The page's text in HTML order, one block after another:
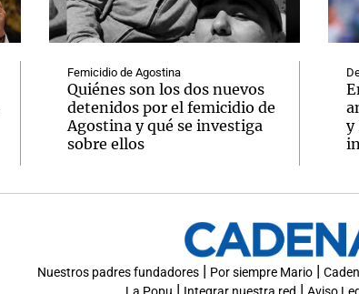
Femicidio de Agostina
Quiénes son los dos nuevos
detenidos por el femicidio de
Agostina y qué se investiga
sobre ellos
y
Nuestros padres fundadores | Por siempre Mario |
| |